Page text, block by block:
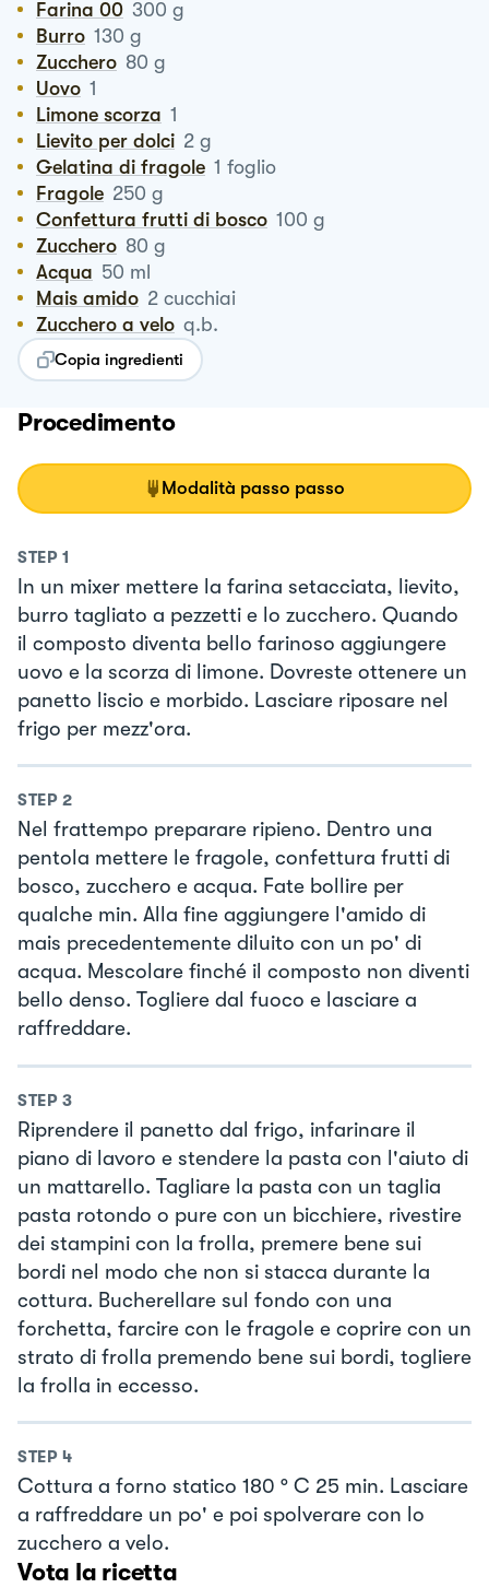
Farina 00 300 g
Burro 130 g
Zucchero 80 g
Uovo 1
Limone scorza 1
Lievito per dolci 2 g
Gelatina di fragole 1 foglio
Fragole 250 g
Confettura frutti di bosco 100 g
Zucchero 80 g
Acqua 50 ml
Mais amido 2 cucchiai
Zucchero a velo q.b.
Copia ingredienti
Procedimento
Modalità passo passo
STEP 1
In un mixer mettere la farina setacciata, lievito,
burro tagliato a pezzetti e lo zucchero. Quando
il composto diventa bello farinoso aggiungere
uovo e la scorza di limone. Dovreste ottenere un
panetto liscio e morbido. Lasciare riposare nel
frigo per mezz'ora.
STEP 2
Nel frattempo preparare ripieno. Dentro una
pentola mettere le fragole, confettura frutti di
bosco, zucchero e acqua. Fate bollire per
qualche min. Alla fine aggiungere l'amido di
mais precedentemente diluito con un po' di
acqua. Mescolare finché il composto non diventi
bello denso. Togliere dal fuoco e lasciare a
raffreddare.
STEP 3
Riprendere il panetto dal frigo, infarinare il
piano di lavoro e stendere la pasta con l'aiuto di
un mattarello. Tagliare la pasta con un taglia
pasta rotondo o pure con un bicchiere, rivestire
dei stampini con la frolla, premere bene sui
bordi nel modo che non si stacca durante la
cottura. Bucherellare sul fondo con una
forchetta, farcire con le fragole e coprire con un
strato di frolla premendo bene sui bordi, togliere
la frolla in eccesso.
STEP 4
Cottura a forno statico 180 ° C 25 min. Lasciare
a raffreddare un po' e poi spolverare con lo
zucchero a velo.
Vota la ricetta